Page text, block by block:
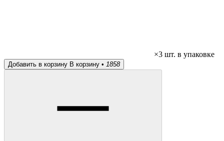
×3 шт. в упаковке
Добавить в корзину В корзину • 1858